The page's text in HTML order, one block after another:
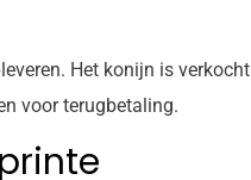
Het konijn is verkocht
voor terugbetaling.